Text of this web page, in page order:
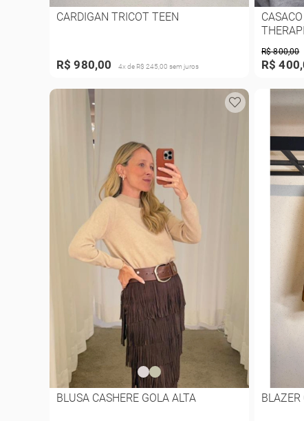
CARDIGAN TRICOT TEEN
R$ 980,00 4x de R$ 245,00 sem juros
R$ 800,00
R$
BLUSA CASHERE GOLA ALTA